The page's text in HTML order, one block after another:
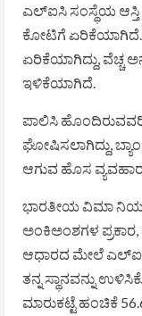
ಎಲ್‌ಐಸಿ ಸಂಸ್ಥೆಯ ಆಸ್ತಿ
ಕೋಟಿಗೆ ಏರಿಕೆಯಾಗಿದೆ.
ಏರಿಕೆಯಾಗಿದ್ದು, ವೆಚ್ಚ
ಇಳಿಕೆಯಾಗಿದೆ.
ಪಾಲಿಸಿ
ಘೋಷಿಸಲಾಗಿದ್ದು,
ಆಗುವ ಹೊಸ
ಭಾರತೀಯ ವಿಮಾ
ಅಂಕಿಅಂಶಗಳ
ಆಧಾರದ ಮೇಲೆ
ತನ್ನ ಸ್ಥಾನವನ್ನು
ಮಾರುಕಟ್ಟೆ ಹಂಚಿಕೆ